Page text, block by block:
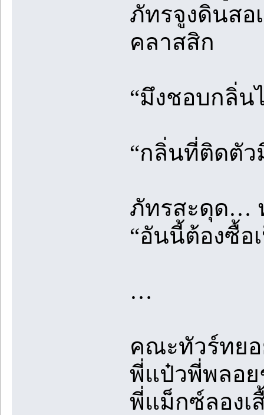
ภัทรจูงดินสอ
คลาสสิก
“มึงชอบกลิ่น
“กลิ่นที่ติดตัว
ภัทรสะดุด…
“อันนี้ต้องซื้อ
…
คณะทัวร์ทย
พี่แป๋วพี่พลอ
พี่แม็กซ์ลองเ